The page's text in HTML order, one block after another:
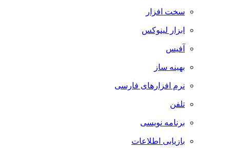
سخت افزار
ابزار لینوکس
آفیس
بهینه ساز
نرم افزارهای فارسی
تلفن
برنامه نویسی
بازیابی اطلاعات